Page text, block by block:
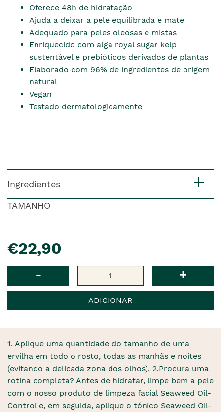
Oferece 48h de hidratação
Ajuda a deixar a pele equilibrada e mate
Adequado para peles oleosas e mistas
Enriquecido com alga royal sugar kelp
sustentável e prebióticos derivados de plantas
Elaborado com 96% de ingredientes de origem
natural
Vegan
Testado dermatologicamente
Ingredientes
TAMANHO
€22,90
- +
ADICIONAR
1. Aplique uma quantidade do tamanho de uma
ervilha em todo o rosto, todas as manhãs e noites
(evitando a delicada zona dos olhos). 2.Procura uma
rotina completa? Antes de hidratar, limpe bem a pele
com o nosso produto de limpeza facial Seaweed Oil-
Control e, em seguida, aplique o tónico Seaweed Oil-